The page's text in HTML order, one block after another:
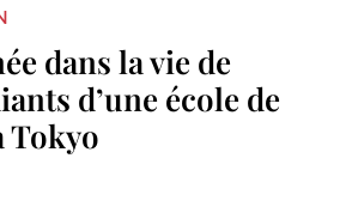
dans la vie de
d’une école de
Tokyo